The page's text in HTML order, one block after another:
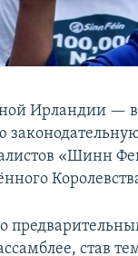
Ирландии —
«Шинн
став